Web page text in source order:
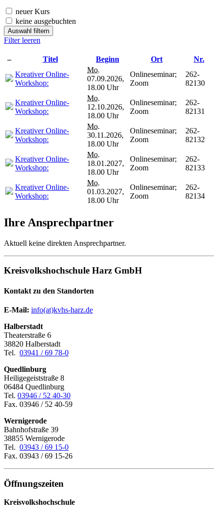
neuer Kurs
keine ausgebuchten
Auswahl filtern
Filter leeren
– Titel Beginn Ort
Nr.
Kreativer Online-
Workshop:
Mo.
07.09.2026,
18.00 Uhr
Onlineseminar;
Zoom
262-
82130
Kreativer Online-
Workshop:
Mo.
12.10.2026,
18.00 Uhr
Onlineseminar;
Zoom
262-
82131
Kreativer Online-
Workshop:
Mo.
30.11.2026,
18.00 Uhr
Onlineseminar;
Zoom
262-
82132
Kreativer Online-
Workshop:
Mo.
18.01.2027,
18.00 Uhr
Onlineseminar;
Zoom
262-
82133
Kreativer Online-
Workshop:
Mo.
01.03.2027,
18.00 Uhr
Onlineseminar;
Zoom
262-
82134
Ihre Ansprechpartner
Aktuell keine direkten Ansprechpartner.
Kreisvolkshochschule Harz GmbH
Kontakt zu den Standorten
E-Mail: info(at)kvhs-harz.de
Halberstadt
Theaterstraße 6
38820 Halberstadt
Tel. 03941 / 69 78-0
Quedlinburg
Heiligegeiststraße 8
06484 Quedlinburg
Tel. 03946 / 52 40-30
Fax. 03946 / 52 40-59
Wernigerode
Bahnhofstraße 39
38855 Wernigerode
Tel. 03943 / 69 15-0
Fax. 03943 / 69 15-26
Öffnungszeiten
Kreisvolkshochschule